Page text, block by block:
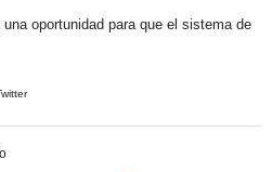
oportunidad para que el sistema de